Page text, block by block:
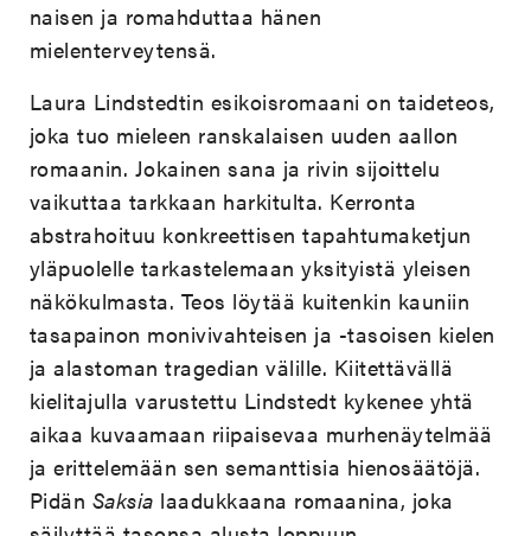
naisen ja romahduttaa hänen
mielenterveytensä.
Laura Lindstedtin esikoisromaani on taideteos,
joka tuo mieleen ranskalaisen uuden aallon
romaanin. Jokainen sana ja rivin sijoittelu
vaikuttaa tarkkaan harkitulta. Kerronta
abstrahoituu konkreettisen tapahtumaketjun
yläpuolelle tarkastelemaan yksityistä yleisen
näkökulmasta. Teos löytää kuitenkin kauniin
tasapainon monivivahteisen ja -tasoisen kielen
ja alastoman tragedian välille. Kiitettävällä
kielitajulla varustettu Lindstedt kykenee yhtä
aikaa kuvaamaan riipaisevaa murhenäytelmää
ja erittelemään sen semanttisia hienosäätöjä.
Pidän Saksia laadukkaana romaanina, joka